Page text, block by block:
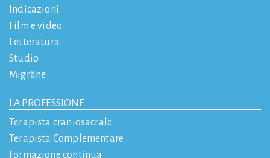
Indicazioni
Film e video
Letteratura
Studio
Migräne
LA PROFESSIONE
Terapista craniosacrale
Terapista Complementare
Formazione continua